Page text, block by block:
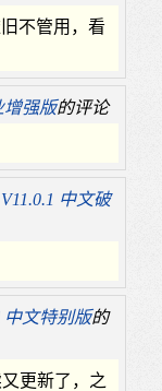
不管用，看
增强版的评论
中文破
中文特别版的
更新了，之